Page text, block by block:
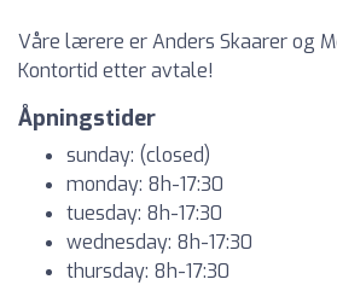
Våre lærere er Anders Skaarer og
Kontortid etter avtale!
Åpningstider
sunday: (closed)
monday: 8h-17:30
tuesday: 8h-17:30
wednesday: 8h-17:30
thursday: 8h-17:30